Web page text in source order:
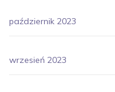
październik 2023
wrzesień 2023